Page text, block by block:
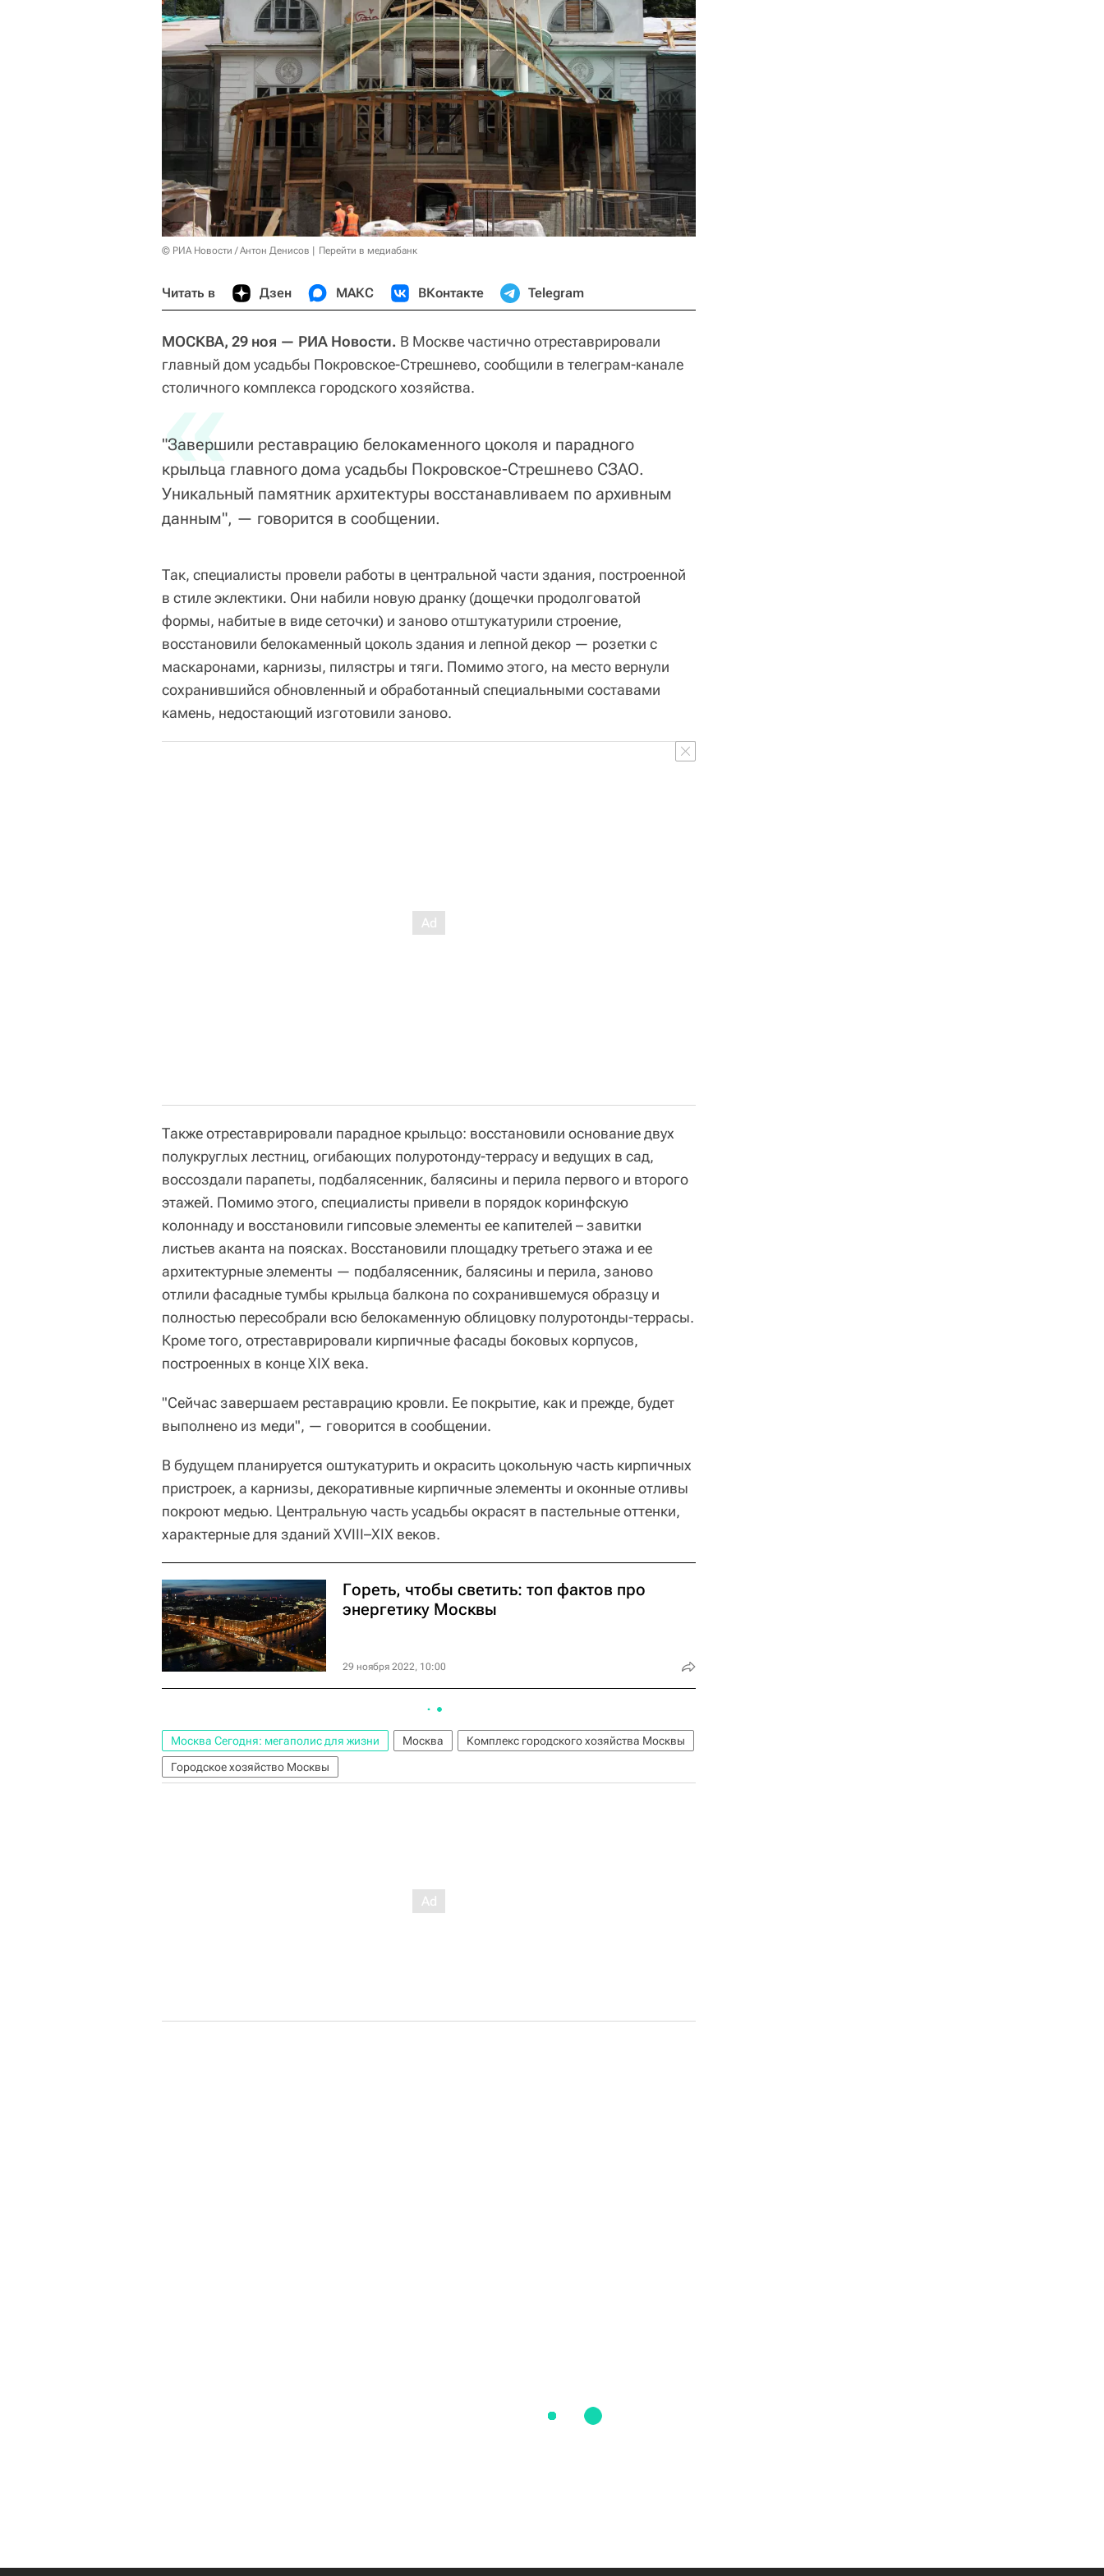
© РИА Новости / Антон Денисов Перейти в медиабанк
Читать в Дзен МАКС ВКонтакте Telegram
МОСКВА, 29 ноя — РИА Новости. В Москве частично отреставрировали
главный дом усадьбы Покровское-Стрешнево, сообщили в телеграм-канале
столичного комплекса городского хозяйства.
«
"Завершили реставрацию белокаменного цоколя и парадного
крыльца главного дома усадьбы Покровское-Стрешнево СЗАО.
Уникальный памятник архитектуры восстанавливаем по архивным
данным", — говорится в сообщении.
Так, специалисты провели работы в центральной части здания, построенной
в стиле эклектики. Они набили новую дранку (дощечки продолговатой
формы, набитые в виде сеточки) и заново отштукатурили строение,
восстановили белокаменный цоколь здания и лепной декор — розетки с
маскаронами, карнизы, пилястры и тяги. Помимо этого, на место вернули
сохранившийся обновленный и обработанный специальными составами
камень, недостающий изготовили заново.
Также отреставрировали парадное крыльцо: восстановили основание двух
полукруглых лестниц, огибающих полуротонду-террасу и ведущих в сад,
воссоздали парапеты, подбалясенник, балясины и перила первого и второго
этажей. Помимо этого, специалисты привели в порядок коринфскую
колоннаду и восстановили гипсовые элементы ее капителей – завитки
листьев аканта на поясках. Восстановили площадку третьего этажа и ее
архитектурные элементы — подбалясенник, балясины и перила, заново
отлили фасадные тумбы крыльца балкона по сохранившемуся образцу и
полностью пересобрали всю белокаменную облицовку полуротонды-террасы.
Кроме того, отреставрировали кирпичные фасады боковых корпусов,
построенных в конце XIX века.
"Сейчас завершаем реставрацию кровли. Ее покрытие, как и прежде, будет
выполнено из меди", — говорится в сообщении.
В будущем планируется оштукатурить и окрасить цокольную часть кирпичных
пристроек, а карнизы, декоративные кирпичные элементы и оконные отливы
покроют медью. Центральную часть усадьбы окрасят в пастельные оттенки,
характерные для зданий XVIII–XIX веков.
Гореть, чтобы светить: топ фактов про
энергетику Москвы
29 ноября 2022, 10:00
Москва Сегодня: мегаполис для жизни Москва
Комплекс городского хозяйства Москвы
Городское хозяйство Москвы